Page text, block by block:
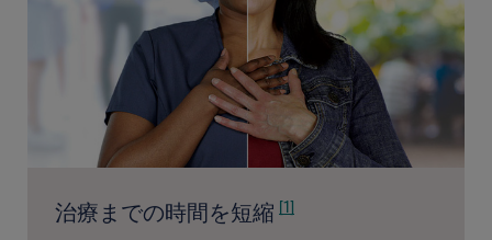
治療までの時間を短縮 [1]